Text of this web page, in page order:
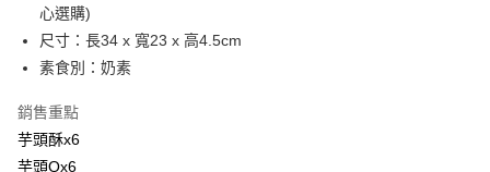
相關說明
【大哥付你分期使用說明】
1.本服務由台灣大哥大提供，台灣大哥大用戶可立即使用無須另外申請。
流程，驗證手機門號後，選擇欲分期的期數、繳款截止日，確認付款後即完
成交易。
3.實際核准額度、可分期數及費用金額請依後續交易確認頁面所載為準。
4.訂單成立30分鐘內，如未前往確認交易或遇審核未通過，訂單將自動取
AFTEE先享後付
【關於「AFTEE先享後付」】
AFTEE先享後付是「在收到商品之後才付款」的支付方式。 讓您購物簡單
ATM付款
心選購)
尺寸：長34 x 寬23 x 高4.5cm
素食別：奶素
銷售重點
芋頭酥x6
芋頭Qx6